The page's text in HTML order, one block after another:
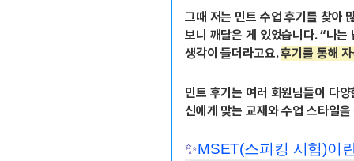
그때 저는 민트 수업 후기를 찾아
보니 깨달은 게 있었습니다. “나
생각이 들더라고요.후기를 통해
민트 후기는 여러 회원님들이 다
신에게 맞는 교재와 수업 스타일
✨MSET(스피킹 시험)이